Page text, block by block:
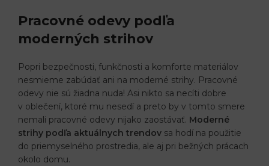
Pracovné odevy podľa
moderných strihov
Popri bezpečnosti, funkčnosti a komforte materiálov
nesmieme zabúdať ani na moderné strihy. Pracovné
odevy nie sú žiadna nuda! Asi nikto sa necíti dobre
v oblečení, ktoré mu nesedí a preto by v tomto smere
nemali pracovné odevy nijako zaostávať. Moderné
strihy podľa aktuálnych trendov sa hodí na použitie
do priemyselného prostredia, ale aj pri bežných prácach
okolo domu.